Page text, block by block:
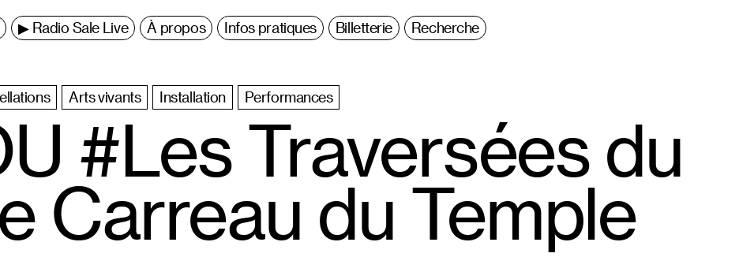
▶ Radio Sale Live À propos Infos pratiques Billetterie Recherche
Arts vivants Installation Performances
#Les Traversées du
Carreau du Temple